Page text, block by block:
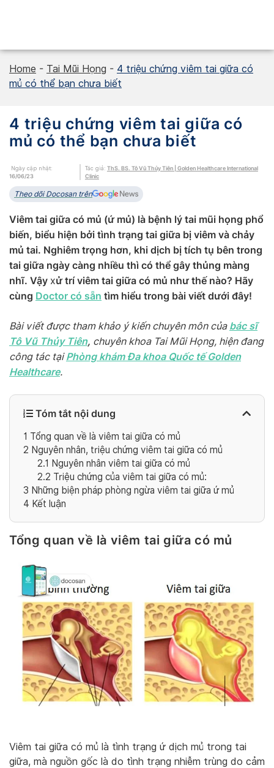
Home - Tai Mũi Họng - 4 triệu chứng viêm tai giữa có
mủ có thể bạn chưa biết
4 triệu chứng viêm tai giữa có
mủ có thể bạn chưa biết
Ngày cập nhật:
16/06/23
Tác giả: ThS. BS. Tô Vũ Thủy Tiên | Golden Healthcare International
Clinic
Theo dõi Docosan trên
Viêm tai giữa có mủ (ứ mủ) là bệnh lý tai mũi họng phổ
biến, biểu hiện bởi tình trạng tai giữa bị viêm và chảy
mủ tai. Nghiêm trọng hơn, khi dịch bị tích tụ bên trong
tai giữa ngày càng nhiều thì có thể gây thủng màng
nhĩ. Vậy xử trí viêm tai giữa có mủ như thế nào? Hãy
cùng Doctor có sẵn tìm hiểu trong bài viết dưới đây!
Bài viết được tham khảo ý kiến chuyên môn của bác sĩ
Tô Vũ Thủy Tiên, chuyên khoa Tai Mũi Họng, hiện đang
công tác tạiPhòng khám Đa khoa Quốc tế Golden
Healthcare.
Tóm tắt nội dung
1 Tổng quan về là viêm tai giữa có mủ
2 Nguyên nhân, triệu chứng viêm tai giữa có mủ
2.1 Nguyên nhân viêm tai giữa có mủ
2.2 Triệu chứng của viêm tai giữa có mủ:
3 Những biện pháp phòng ngừa viêm tai giữa ứ mủ
4 Kết luận
Tổng quan về là viêm tai giữa có mủ
Viêm tai giữa có mủ là tình trạng ứ dịch mủ trong tai
giữa, mà nguồn gốc là do tình trạng nhiễm trùng do cảm